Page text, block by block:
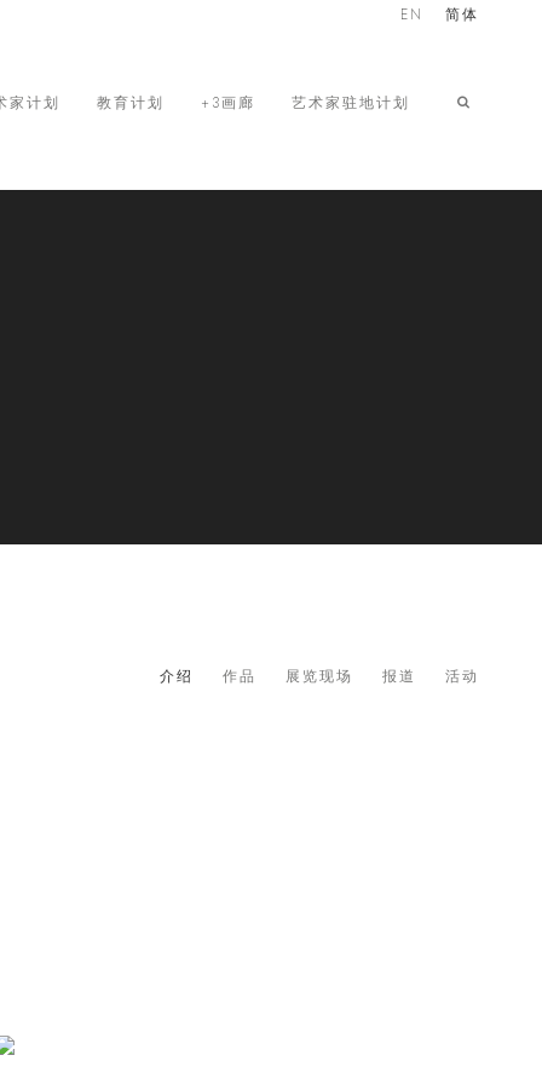
家计划 教育计划 +3画廊 艺术家驻地计划
EN 简体
介绍 作品 展览现场 报道 活动